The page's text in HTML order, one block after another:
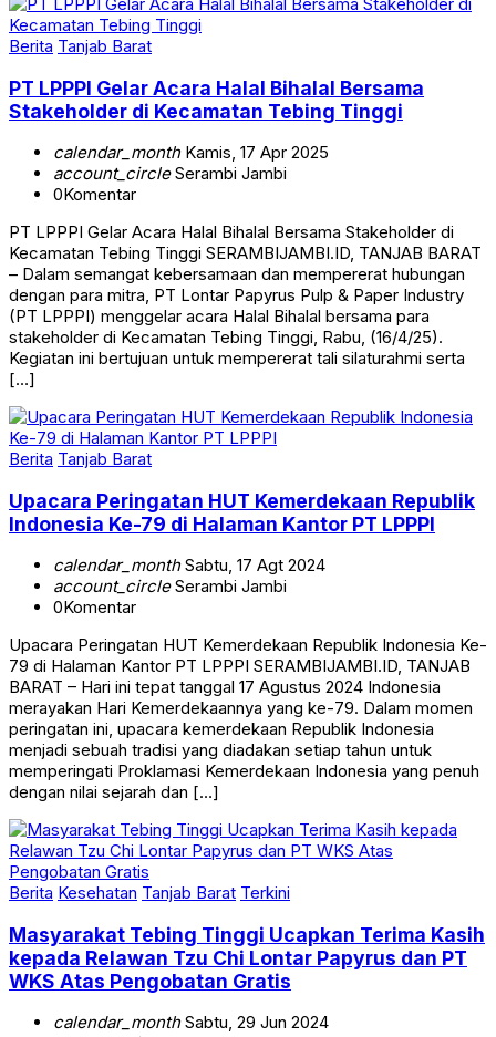
Berita Tanjab Barat
PT LPPPI Gelar Acara Halal Bihalal Bersama
Stakeholder di Kecamatan Tebing Tinggi
calendar_monthKamis, 17 Apr 2025
account_circleSerambi Jambi
0Komentar
PT LPPPI Gelar Acara Halal Bihalal Bersama Stakeholder di
Kecamatan Tebing Tinggi SERAMBIJAMBI.ID, TANJAB BARAT
– Dalam semangat kebersamaan dan mempererat hubungan
dengan para mitra, PT Lontar Papyrus Pulp & Paper Industry
(PT LPPPI) menggelar acara Halal Bihalal bersama para
stakeholder di Kecamatan Tebing Tinggi, Rabu, (16/4/25).
Kegiatan ini bertujuan untuk mempererat tali silaturahmi serta
[…]
Berita Tanjab Barat
Upacara Peringatan HUT Kemerdekaan Republik
Indonesia Ke-79 di Halaman Kantor PT LPPPI
calendar_monthSabtu, 17 Agt 2024
account_circleSerambi Jambi
0Komentar
Upacara Peringatan HUT Kemerdekaan Republik Indonesia Ke-
79 di Halaman Kantor PT LPPPI SERAMBIJAMBI.ID, TANJAB
BARAT – Hari ini tepat tanggal 17 Agustus 2024 Indonesia
merayakan Hari Kemerdekaannya yang ke-79. Dalam momen
peringatan ini, upacara kemerdekaan Republik Indonesia
menjadi sebuah tradisi yang diadakan setiap tahun untuk
memperingati Proklamasi Kemerdekaan Indonesia yang penuh
dengan nilai sejarah dan […]
Berita Kesehatan Tanjab Barat Terkini
Masyarakat Tebing Tinggi Ucapkan Terima Kasih
kepada Relawan Tzu Chi Lontar Papyrus dan PT
WKS Atas Pengobatan Gratis
calendar_monthSabtu, 29 Jun 2024